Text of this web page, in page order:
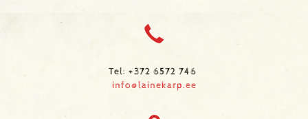
Tel: +372 6572 746
info@lainekarp.ee